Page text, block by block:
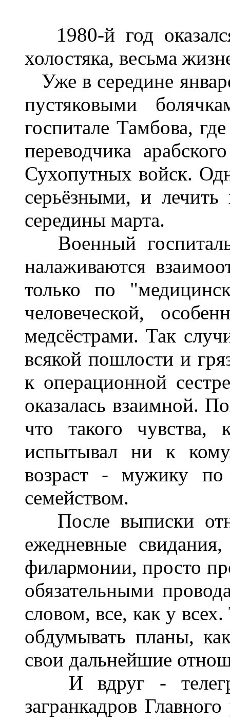
1980-й год
холостяка, весьма
Уже в середине
пустяковыми
госпитале Тамбова,
переводчика
Сухопутных войск.
серьёзными, и
середины марта.
Военный
налаживаются
только по
человеческой,
медсёстрами. Так
всякой пошлости и
к операционной
оказалась взаимной.
что такого
испытывал ни к
возраст - мужику по
семейством.
После выписки
ежедневные
филармонии, просто
обязательными
словом, все, как у
обдумывать планы,
свои дальнейшие
И вдруг -
загранкадров